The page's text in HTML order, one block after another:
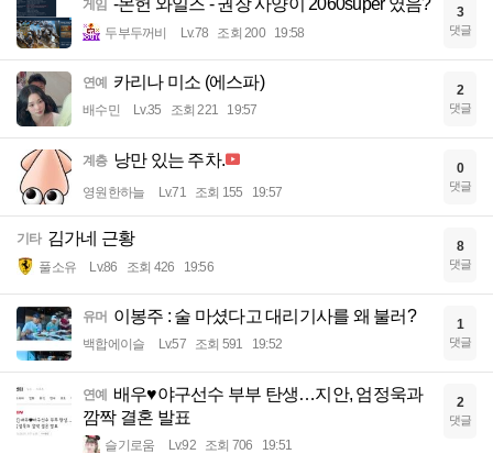
게임
두부두꺼비 Lv.78 조회 200 19:58
3
댓글
연예 카리나 미소 (에스파)
배수민 Lv.35 조회 221 19:57
2
댓글
계층 낭만 있는 주차.
영원한하늘 Lv.71 조회 155 19:57
0
댓글
기타 김가네 근황
풀소유 Lv.86 조회 426 19:56
8
댓글
유머 이봉주 : 술 마셨다고 대리기사를 왜 불러?
백합에이슬 Lv.57 조회 591 19:52
1
댓글
연예 배우♥야구선수 부부 탄생…지안, 엄정욱과
깜짝 결혼 발표
슬기로움 Lv.92 조회 706 19:51
2
댓글